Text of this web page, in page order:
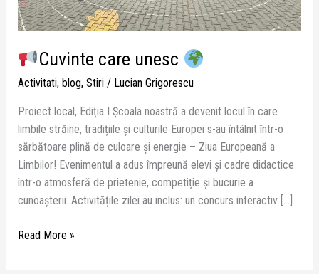
Cuvinte care unesc
Activitati, blog, Stiri/ Lucian Grigorescu
Proiect local, Ediția I Școala noastră a devenit locul în care
limbile străine, tradițiile și culturile Europei s-au întâlnit într-o
sărbătoare plină de culoare și energie – Ziua Europeană a
Limbilor! Evenimentul a adus împreună elevi și cadre didactice
într-o atmosferă de prietenie, competiție și bucurie a
cunoașterii. Activitățile zilei au inclus: un concurs interactiv […]
Read More »